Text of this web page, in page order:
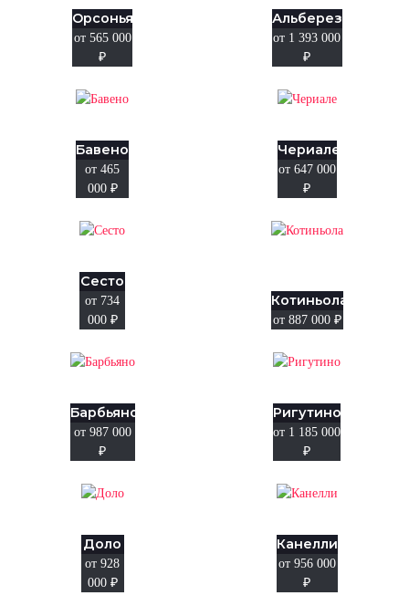
Орсонья
от 565 000
₽
Альберезе
от 1 393 000
₽
Бавено
от 465
000 ₽
Чериале
от 647 000
₽
Сесто
от 734
000 ₽
Котиньола
от 887 000 ₽
Барбьяно
от 987 000
₽
Ригутино
от 1 185 000
₽
Доло
от 928
000 ₽
Канелли
от 956 000
₽